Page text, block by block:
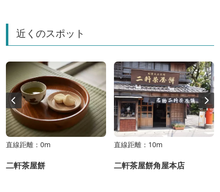
そして試飲♪ タイムスリップを感じながら美味しいも
のを満喫するツアーへ、ようこそ！
近くのスポット
直線距離：0m
二軒茶屋餅
直線距離：10m
二軒茶屋餅角屋本店